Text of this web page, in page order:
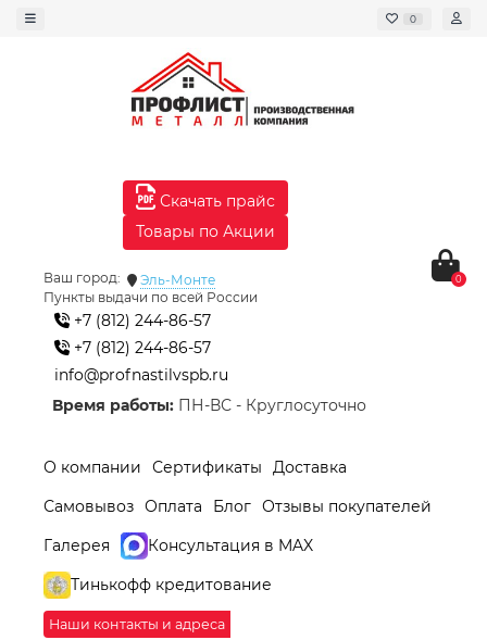
0
Скачать прайс
Товары по Акции
Ваш город:
Эль-Монте
Пункты выдачи по всей России
+7 (812) 244-86-57
+7 (812) 244-86-57
info@profnastilvspb.ru
Время работы: ПН-ВС - Круглосуточно
0
О компании Сертификаты
Доставка
Самовывоз Оплата Блог Отзывы покупателей
Галерея
Консультация в MAX
Тинькофф кредитование
Наши контакты и адреса